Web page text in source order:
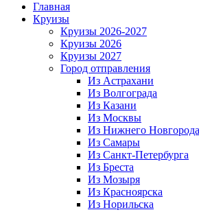
Главная
Круизы
Круизы 2026-2027
Круизы 2026
Круизы 2027
Город отправления
Из Астрахани
Из Волгограда
Из Казани
Из Москвы
Из Нижнего Новгорода
Из Самары
Из Санкт-Петербурга
Из Бреста
Из Мозыря
Из Красноярска
Из Норильска